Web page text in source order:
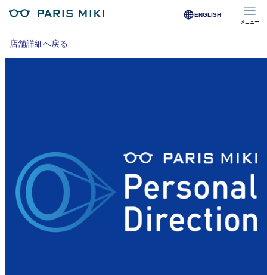
ENGLISH
メニュー
マイページ
店舗を探す
店舗検索/来店予約
商品を探す
店舗詳細へ戻る